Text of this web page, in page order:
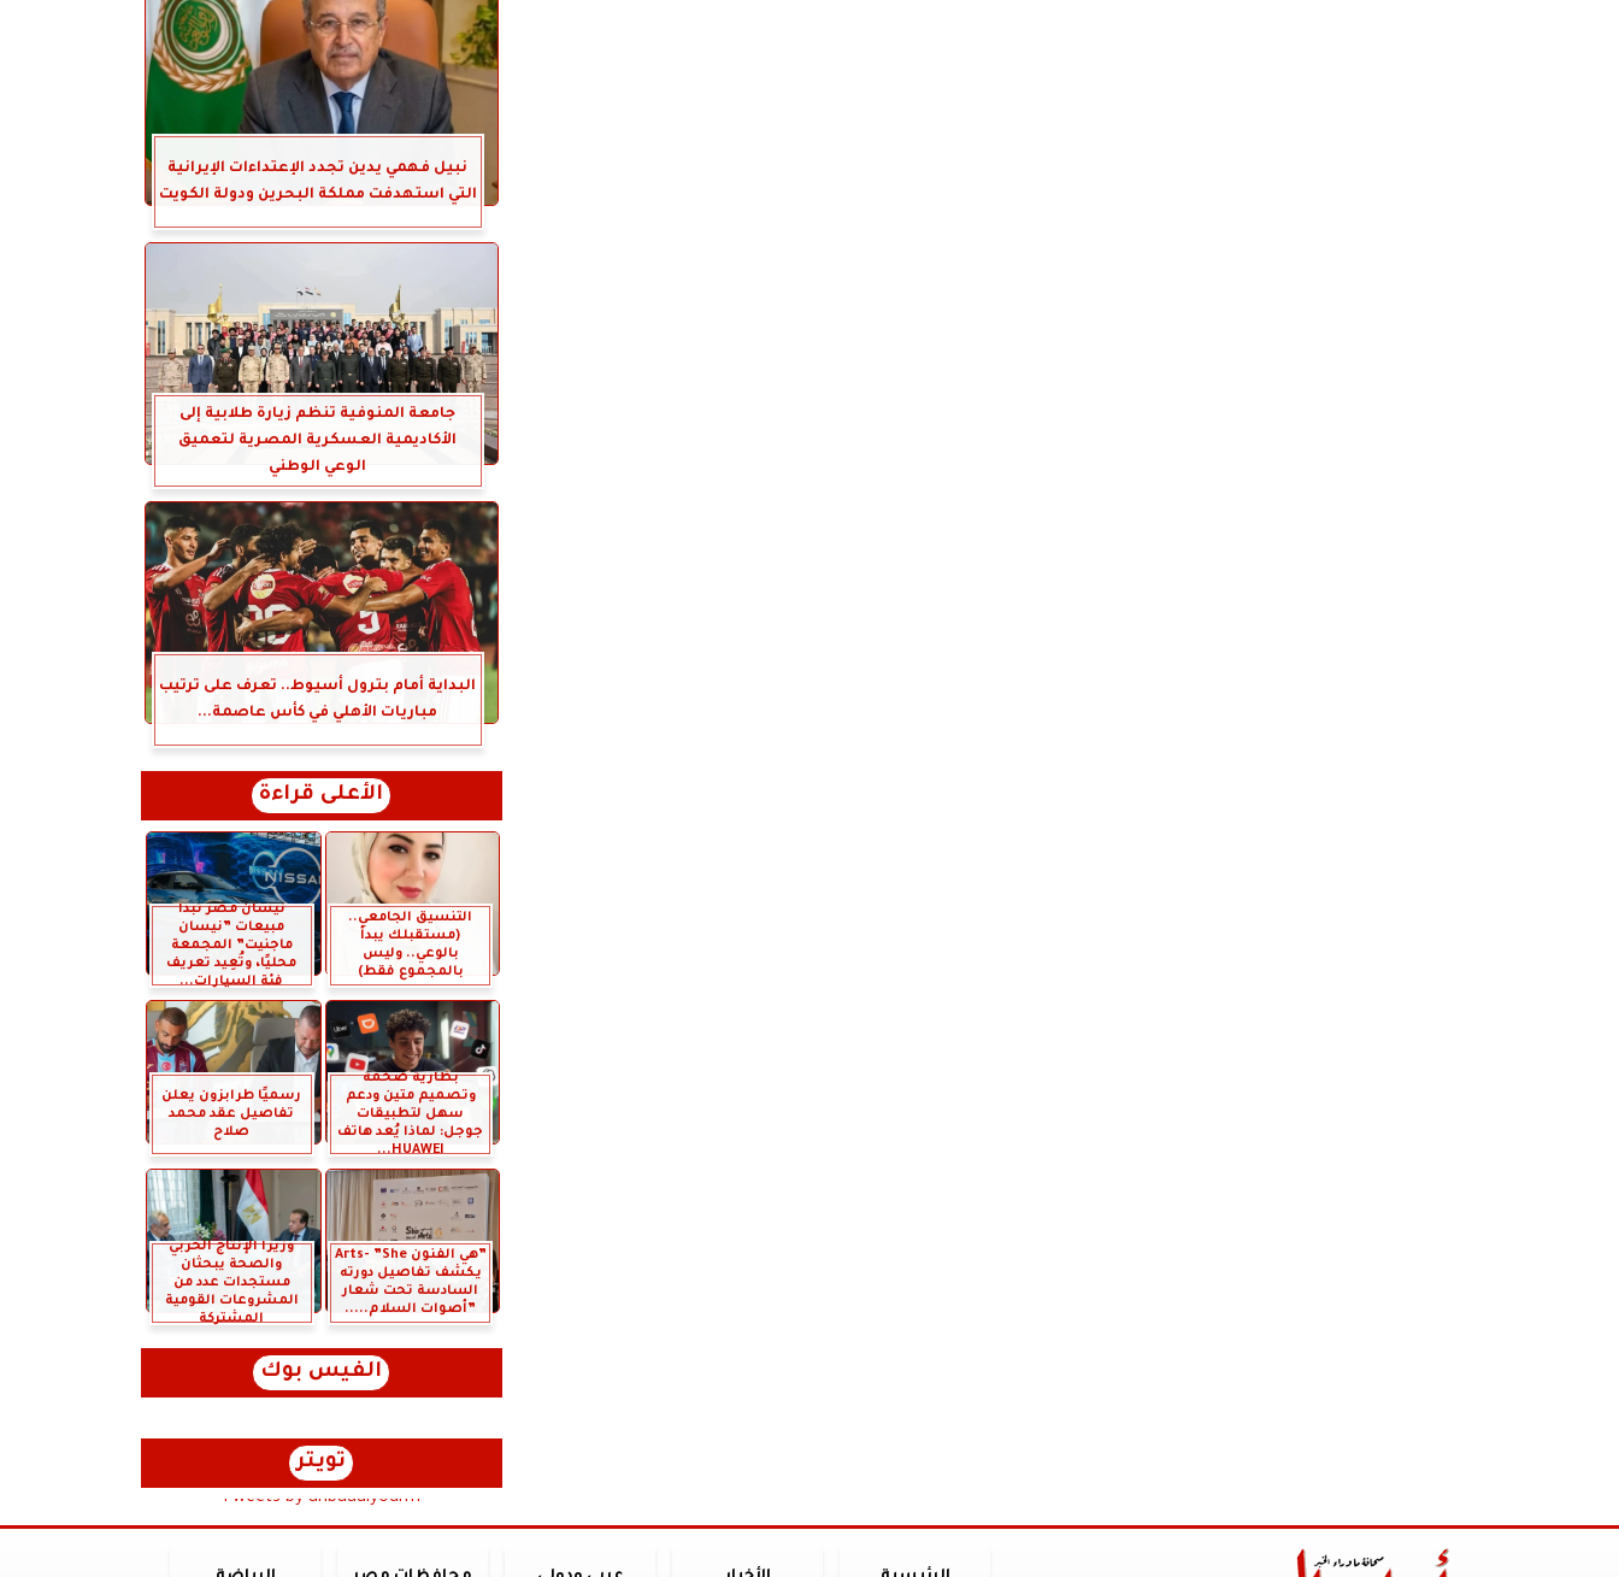
نبيل فهمي يدين تجدد الإعتداءات الإيرانية
التي استهدفت مملكة البحرين ودولة الكويت
جامعة المنوفية تنظم زيارة طلابية إلى
الأكاديمية العسكرية المصرية لتعميق
الوعي الوطني
البداية أمام بترول أسيوط.. تعرف على ترتيب
مباريات الأهلي في كأس عاصمة...
الأعلى قراءة
التنسيق الجامعي..
(مستقبلك يبدأ
بالوعي.. وليس
بالمجموع فقط)
نيسان مصر تبدأ
مبيعات ”نيسان
ماجنيت” المجمعة
محليًا، وتُعِيد تعريف
فئة السيارات...
بطارية ضخمة
وتصميم متين ودعم
سهل لتطبيقات
جوجل: لماذا يُعد هاتف
HUAWEI...
رسميًا طرابزون يعلن
تفاصيل عقد محمد
صلاح
”هي الفنون Arts- ”She
يكشف تفاصيل دورته
السادسة تحت شعار
”أصوات السلام.....
وزيرا الإنتاج الحربي
والصحة يبحثان
مستجدات عدد من
المشروعات القومية
المشتركة
الفيس بوك
تويتر
Tweets by anbaaalyoum1